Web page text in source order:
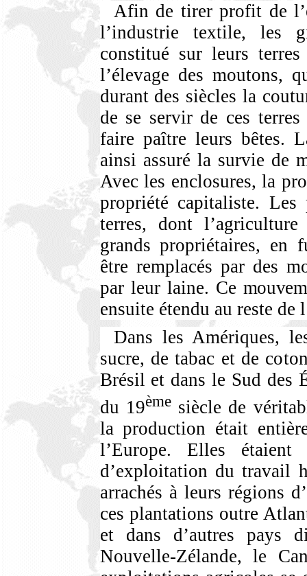
Afin de tirer profit de
l’industrie textile, les
constitué sur leurs terres
l’élevage des moutons,
durant des siècles la
de se servir de ces
faire paître leurs bêtes.
ainsi assuré la survie de
Avec les enclosures, la
propriété capitaliste. Les
terres, dont
grands propriétaires, en
être remplacés par des
par leur laine. Ce
ensuite étendu au reste de
Dans les Amériques,
sucre, de tabac et de
Brésil et dans le Sud des
du 19èmesiècle de
la production était
l’Europe. Elles
d’exploitation du travail
arrachés à leurs régions
ces plantations outre
et dans d’autres pays
Nouvelle-Zélande, le